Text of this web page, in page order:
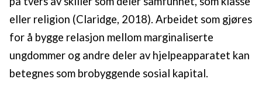
eller religion (Claridge, 2018). Arbeidet som gjøres
for å bygge relasjon mellom marginaliserte
ungdommer og andre deler av hjelpeapparatet kan
betegnes som brobyggende sosial kapital.